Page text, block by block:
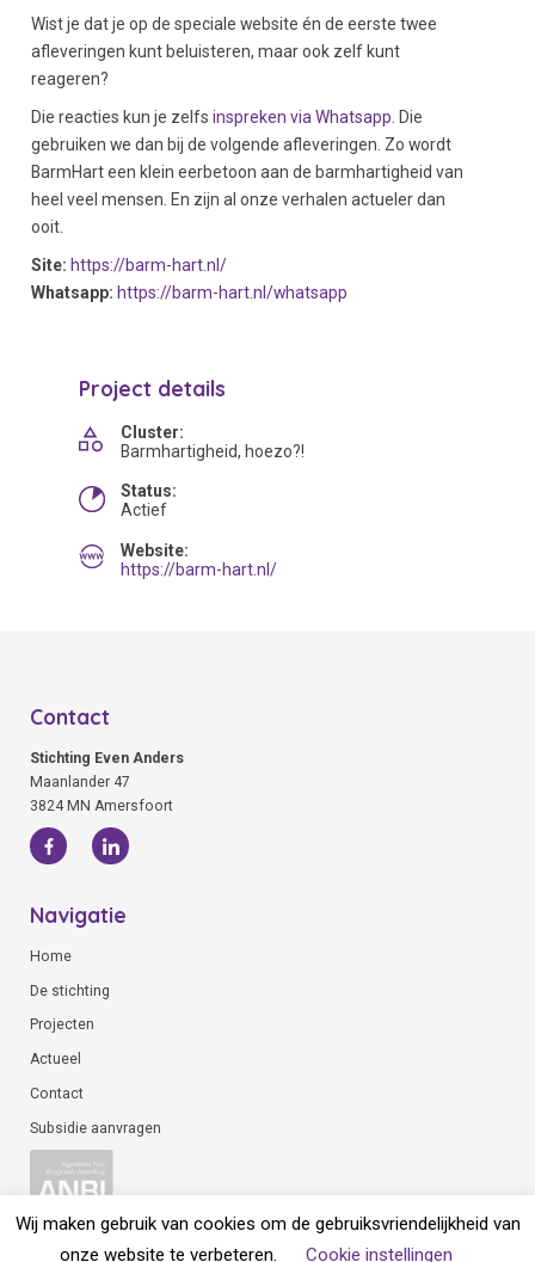
Wist je dat je op de speciale website én de eerste twee
afleveringen kunt beluisteren, maar ook zelf kunt
reageren?
Die reacties kun je zelfsinspreken via Whatsapp . Die
gebruiken we dan bij de volgende afleveringen. Zo wordt
BarmHart een klein eerbetoon aan de barmhartigheid van
heel veel mensen. En zijn al onze verhalen actueler dan
ooit.
Site: https://barm-hart.nl/
Whatsapp: https://barm-hart.nl/whatsapp
Project details
Cluster:
Barmhartigheid, hoezo?!
Status:
Actief
Website:
https://barm-hart.nl/
Contact
Stichting Even Anders
Maanlander 47
3824 MN Amersfoort
Navigatie
Home
De stichting
Projecten
Actueel
Contact
Subsidie aanvragen
Wij maken gebruik van cookies om de gebruiksvriendelijkheid van
onze website te verbeteren.
Cookie instellingen